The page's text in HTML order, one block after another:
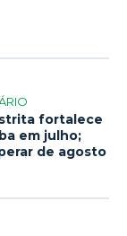
fortalece
em julho;
de agosto